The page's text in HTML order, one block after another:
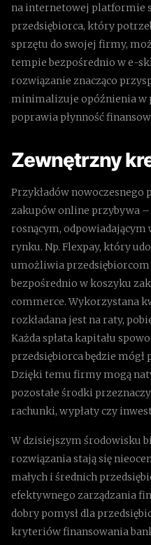
na internetowej platformie
przedsiębiorca, który
sprzętu do swojej firmy,
tempie bezpośrednio w e-
rozwiązanie znacząco
minimalizuje opóźnienia w
poprawia płynność
Zewnętrzny
Przykładów
zakupów online przybywa –
rosnącym,
rynku. Np. Flexpay, który
umożliwia
bezpośrednio w koszyku
commerce. Wykorzystana
rozkładana jest na raty,
Każda spłata kapitału
przedsiębiorca będzie
Dzięki temu firmy mogą
pozostałe środki
rachunki, wypłaty czy
W dzisiejszym środowisku
rozwiązania stają się
małych i średnich
efektywnego zarządzania
dobry pomysł dla
kryteriów finansowania